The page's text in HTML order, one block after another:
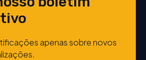
apenas sobre novos